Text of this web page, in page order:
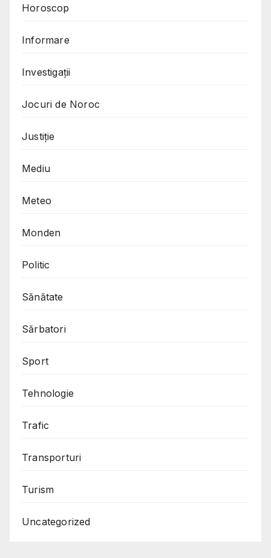
Horoscop
Informare
Investigații
Jocuri de Noroc
Justiție
Mediu
Meteo
Monden
Politic
Sănătate
Sărbatori
Sport
Tehnologie
Trafic
Transporturi
Turism
Uncategorized